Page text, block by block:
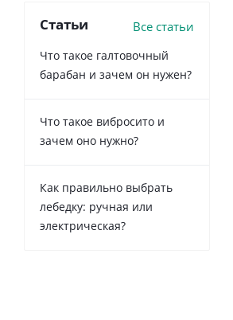
Статьи Все статьи
Что такое галтовочный
барабан и зачем он нужен?
Что такое вибросито и
зачем оно нужно?
Как правильно выбрать
лебедку: ручная или
электрическая?